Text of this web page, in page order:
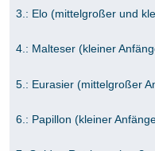
3.: Elo (mittelgroßer und
4.: Malteser (kleiner
5.: Eurasier (mittelgroßer
6.: Papillon (kleiner